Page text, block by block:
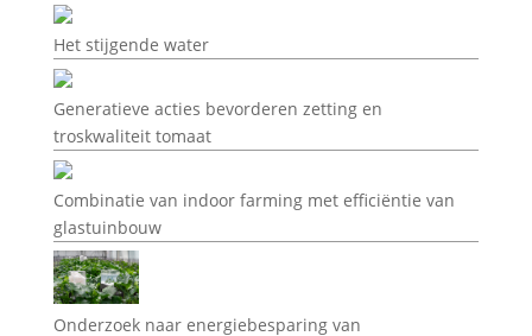
Het stijgende water
Generatieve acties bevorderen zetting en
troskwaliteit tomaat
Combinatie van indoor farming met efficiëntie van
glastuinbouw
Onderzoek naar energiebesparing van